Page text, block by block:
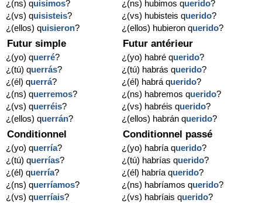
¿(ns) quisimos?
¿(vs) quisisteis?
¿(ellos) quisieron?
¿(ns) hubimos querido?
¿(vs) hubisteis querido?
¿(ellos) hubieron querido?
Futur simple
¿(yo) querré?
¿(tú) querrás?
¿(él) querrá?
¿(ns) querremos?
¿(vs) querréis?
¿(ellos) querrán?
Futur antérieur
¿(yo) habré querido?
¿(tú) habrás querido?
¿(él) habrá querido?
¿(ns) habremos querido?
¿(vs) habréis querido?
¿(ellos) habrán querido?
Conditionnel
¿(yo) querría?
¿(tú) querrías?
¿(él) querría?
¿(ns) querríamos?
¿(vs) querríais?
Conditionnel passé
¿(yo) habría querido?
¿(tú) habrías querido?
¿(él) habría querido?
¿(ns) habríamos querido?
¿(vs) habríais querido?